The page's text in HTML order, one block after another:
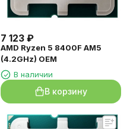
7 123 ₽
AMD Ryzen 5 8400F AM5
(4.2GHz) OEM
В наличии
В корзину